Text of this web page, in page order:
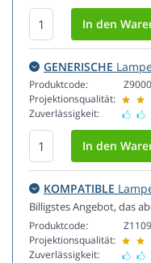
GENERISCHE
Produktcode:
Projektionsqualität:
Zuverlässigkeit:
KOMPATIBLE
Billigstes Angebot, das
Produktcode:
Projektionsqualität:
Zuverlässigkeit: